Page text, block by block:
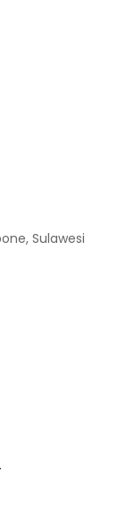
Sulawesi